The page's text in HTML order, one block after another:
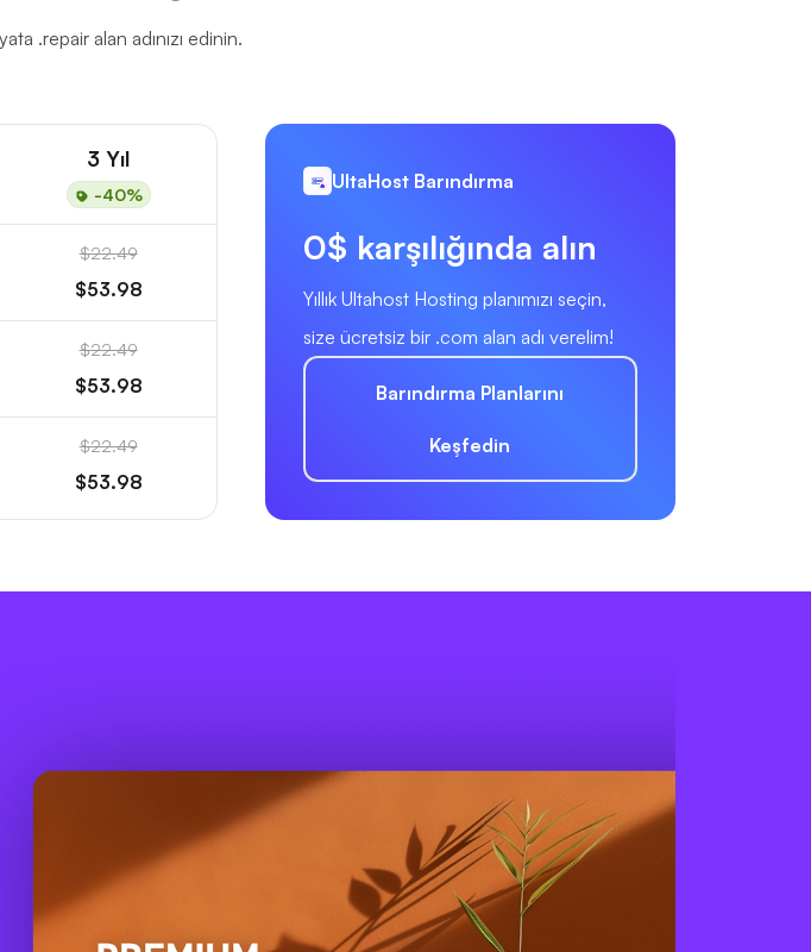
.repair alan adınızı edinin.
3 Yıl
-40%
$22.49
$53.98
$22.49
$53.98
$22.49
$53.98
UltaHost Barındırma
0$ karşılığında alın
Yıllık Ultahost Hosting planımızı seçin,
size ücretsiz bir .com alan adı verelim!
Barındırma Planlarını
Keşfedin